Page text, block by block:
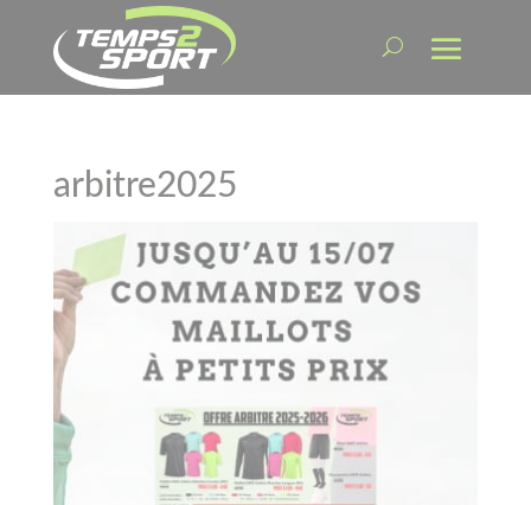
arbitre2025